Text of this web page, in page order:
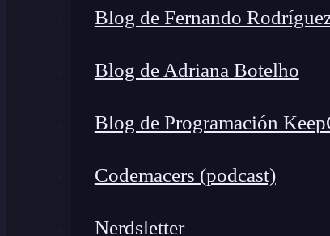
Blog de Fernando
Blog de Adriana Botelho
Blog de Programación
Codemacers (podcast)
Nerdsletter